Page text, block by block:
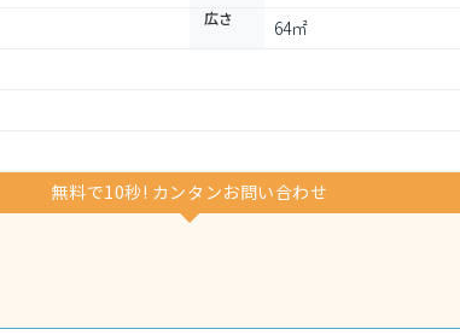
広さ 64㎡
無料で10秒! カンタンお問い合わせ